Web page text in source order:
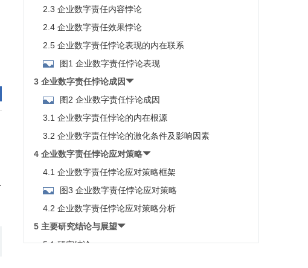
2.3 企业数字责任内容悖论
2.4 企业数字责任效果悖论
2.5 企业数字责任悖论表现的内在联系
图1 企业数字责任悖论表现
3 企业数字责任悖论成因
图2 企业数字责任悖论成因
3.1 企业数字责任悖论的内在根源
3.2 企业数字责任悖论的激化条件及影响因素
4 企业数字责任悖论应对策略
4.1 企业数字责任悖论应对策略框架
图3 企业数字责任悖论应对策略
4.2 企业数字责任悖论应对策略分析
5 主要研究结论与展望
5.1 研究结论